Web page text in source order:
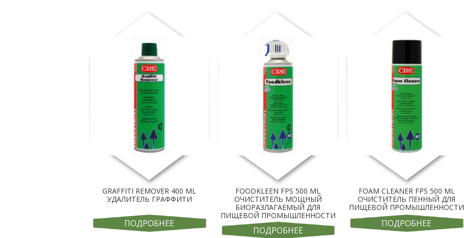
GRAFFITI REMOVER 400 ML
УДАЛИТЕЛЬ ГРАФФИТИ
ПОДРОБНЕЕ
FOODKLEEN FPS 500 ML
ОЧИСТИТЕЛЬ МОЩНЫЙ
БИОРАЗЛАГАЕМЫЙ ДЛЯ
ПИЩЕВОЙ ПРОМЫШЛЕННОСТИ
ПОДРОБНЕЕ
FOAM CLEANER FPS 500 ML
ОЧИСТИТЕЛЬ ПЕННЫЙ ДЛЯ
ПИЩЕВОЙ ПРОМЫШЛЕННОСТИ
ПОДРОБНЕЕ